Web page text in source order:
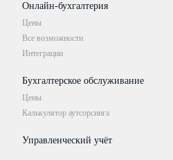
Онлайн-бухгалтерия
Цены
Все возможности
Интеграции
Бухгалтерское обслуживание
Цены
Калькулятор аутсорсинга
Управленческий учёт